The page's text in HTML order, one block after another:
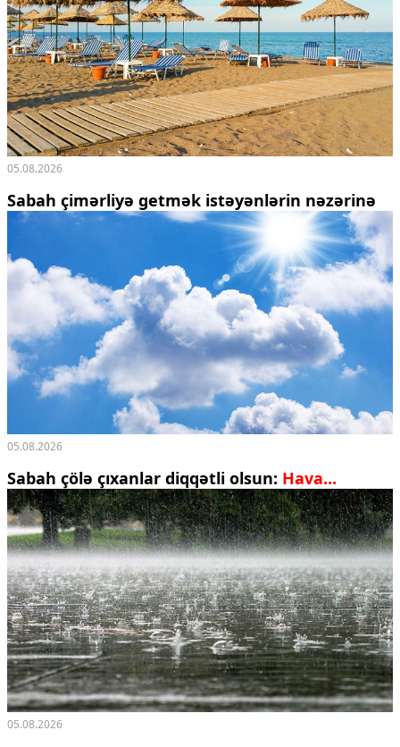
05.08.2026
Sabah çimərliyə getmək istəyənlərin nəzərinə
05.08.2026
Sabah çölə çıxanlar diqqətli olsun: Hava...
05.08.2026